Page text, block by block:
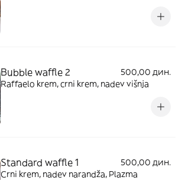
Bubble waffle 2
500,00 дин.
Raffaelo krem, crni krem, nadev višnja
Standard waffle 1
500,00 дин.
Crni krem, nadev narandža, Plazma